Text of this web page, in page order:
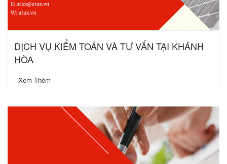
DỊCH VỤ KIỂM TOÁN VÀ TƯ VẤN TẠI KHÁNH
HÒA
Xem Thêm